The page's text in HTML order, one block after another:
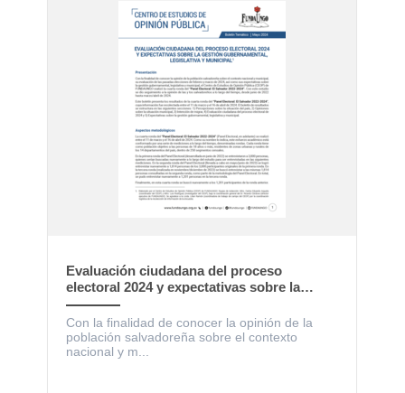
Evaluación ciudadana del proceso
electoral 2024 y expectativas sobre la
gestión gubernamental, legislativa y
municipal
Con la finalidad de conocer la opinión de la
población salvadoreña sobre el contexto
nacional y m...